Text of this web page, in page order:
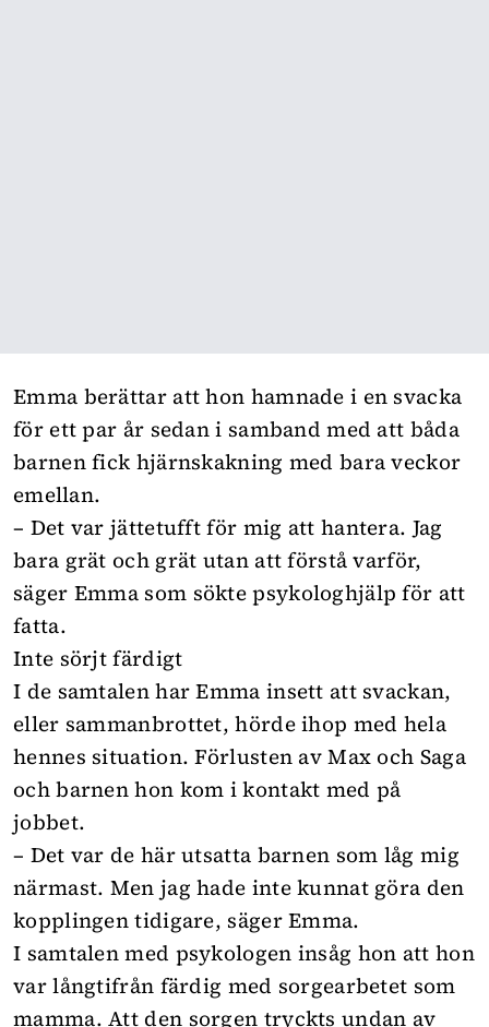
Emma berättar att hon hamnade i en svacka
för ett par år sedan i samband med att båda
barnen fick hjärnskakning med bara veckor
emellan.
– Det var jättetufft för mig att hantera. Jag
bara grät och grät utan att förstå varför,
säger Emma som sökte psykologhjälp för att
fatta.
Inte sörjt färdigt
I de samtalen har Emma insett att svackan,
eller sammanbrottet, hörde ihop med hela
hennes situation. Förlusten av Max och Saga
och barnen hon kom i kontakt med på
jobbet.
– Det var de här utsatta barnen som låg mig
närmast. Men jag hade inte kunnat göra den
kopplingen tidigare, säger Emma.
I samtalen med psykologen insåg hon att hon
var långtifrån färdig med sorgearbetet som
mamma. Att den sorgen tryckts undan av